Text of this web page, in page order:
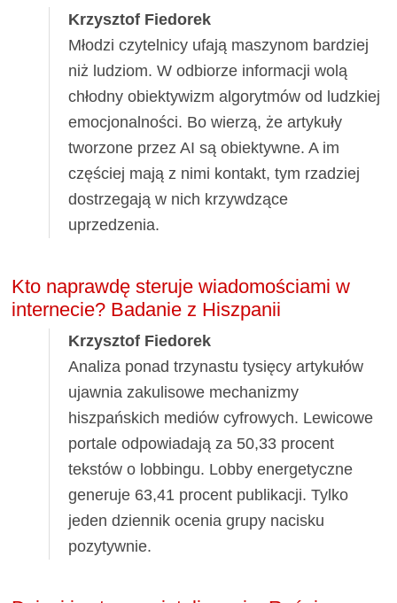
Krzysztof Fiedorek
Młodzi czytelnicy ufają maszynom bardziej
niż ludziom. W odbiorze informacji wolą
chłodny obiektywizm algorytmów od ludzkiej
emocjonalności. Bo wierzą, że artykuły
tworzone przez AI są obiektywne. A im
częściej mają z nimi kontakt, tym rzadziej
dostrzegają w nich krzywdzące
uprzedzenia.
Kto naprawdę steruje wiadomościami w
internecie? Badanie z Hiszpanii
Krzysztof Fiedorek
Analiza ponad trzynastu tysięcy artykułów
ujawnia zakulisowe mechanizmy
hiszpańskich mediów cyfrowych. Lewicowe
portale odpowiadają za 50,33 procent
tekstów o lobbingu. Lobby energetyczne
generuje 63,41 procent publikacji. Tylko
jeden dziennik ocenia grupy nacisku
pozytywnie.